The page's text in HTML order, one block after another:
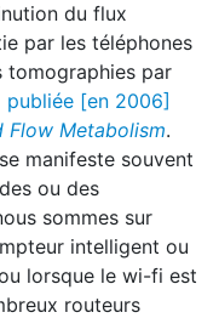
du flux
par les téléphones
tomographies par
publiée [en 2006]
Flow Metabolism.
manifeste souvent
ou des
sommes sur
intelligent ou
lorsque le wi-fi est
routeurs